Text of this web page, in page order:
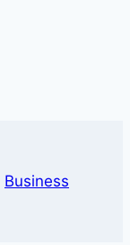
Business